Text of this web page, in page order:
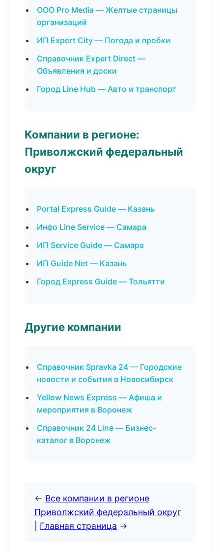
ООО Pro Media — Желтые страницы
организаций
ИП Expert City — Погода и пробки
Справочник Expert Direct —
Объявления и доски
Город Line Hub — Авто и транспорт
Компании в регионе:
Приволжский федеральный
округ
Portal Express Guide — Казань
Инфо Line Service — Самара
ИП Service Guide — Самара
ИП Guide Net — Казань
Город Express Guide — Тольятти
Другие компании
Справочник Spravka 24 — Городские
новости и события в Новосибирск
Yellow News Express — Афиша и
мероприятия в Воронеж
Справочник 24 Line — Бизнес-
каталог в Воронеж
← Все компании в регионе
Приволжский федеральный округ
Главная страница →